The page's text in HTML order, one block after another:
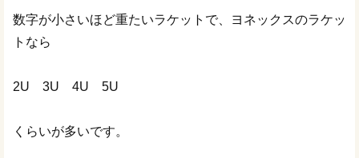
数字が小さいほど重たいラケットで、ヨネックスのラケッ
トなら
2U 3U 4U 5U
くらいが多いです。